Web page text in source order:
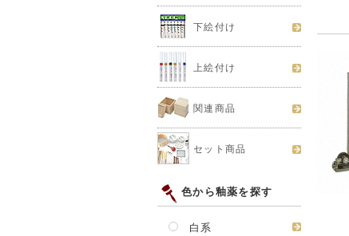
下絵付け
上絵付け
関連商品
セット商品
色から釉薬を探す
白系